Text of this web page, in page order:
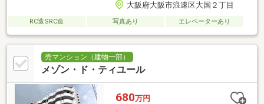
大阪府大阪市浪速区大国２丁目
RC造SRC造 写真あり エレベーターあり
売マンション（建物一部）
メゾン・ド・ティユール
680万円